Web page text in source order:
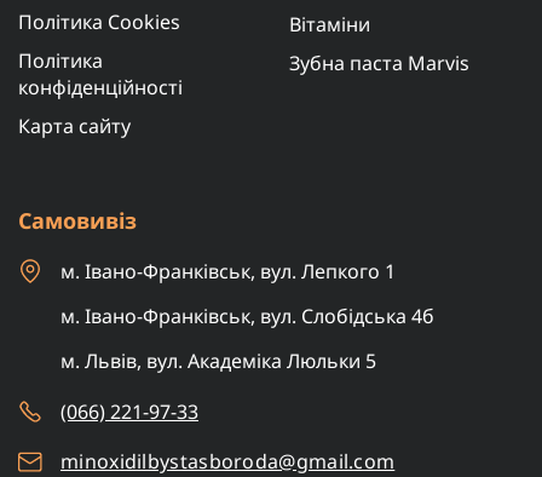
Політика Cookies
Політика
конфіденційності
Карта сайту
Вітаміни
Зубна паста Marvis
Самовивіз
м. Івано-Франківськ, вул. Лепкого 1
м. Івано-Франківськ, вул. Слобідська 4б
м. Львів, вул. Академіка Люльки 5
(066) 221-97-33
minoxidilbystasboroda@gmail.com